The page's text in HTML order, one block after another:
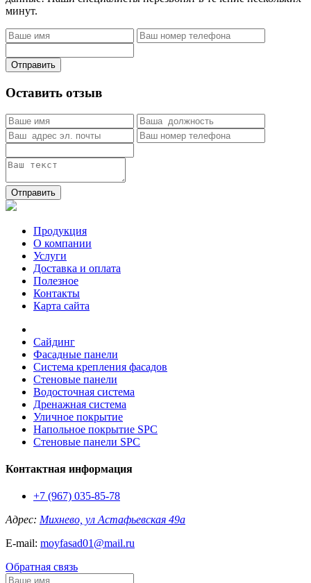
минут.
Отправить
Оставить отзыв
Отправить
Продукция
О компании
Услуги
Доставка и оплата
Полезное
Контакты
Карта сайта
Сайдинг
Фасадные панели
Система крепления фасадов
Стеновые панели
Водосточная система
Дренажная система
Уличное покрытие
Напольное покрытие SPC
Стеновые панели SPC
Контактная информация
+7 (967) 035-85-78
Адрес: Михнево, ул Астафьевская 49а
E-mail: moyfasad01@mail.ru
Обратная связь